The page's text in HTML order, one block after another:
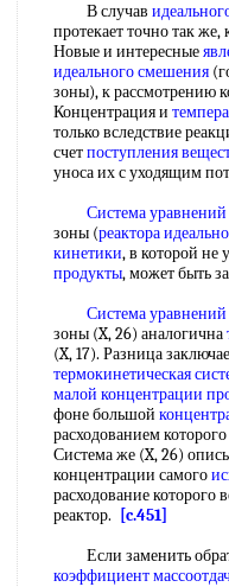
В случав
протекает точно так
Новые и интересные
идеального смешения
зоны), к рассмотрению
Концентрация и
только вследствие
счетпоступления
уноса их с уходящим
Система уравнений
зоны (реактора
кинетики, в которой не
продукты, может быть
Система уравнений
зоны (X, 26) аналогична
(X, 17). Разница
термокинетическая
малой концентрации
фоне большой
расходованием
Система же (X, 26)
концентрации самого
расходование которого
реактор.
[c.451]
Если заменить
коэффициент